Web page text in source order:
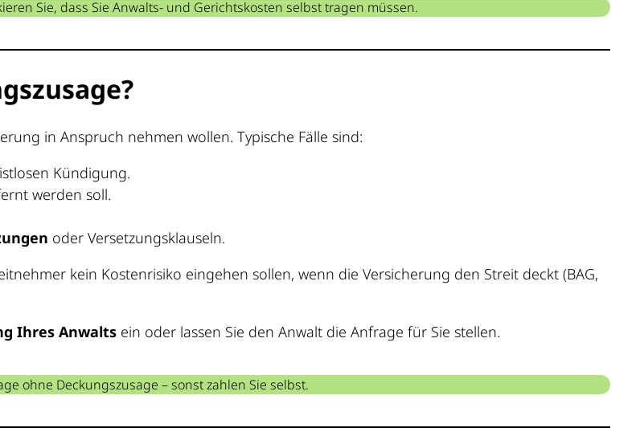
Sie, dass Sie Anwalts- und Gerichtskosten selbst tragen müssen.
in Anspruch nehmen wollen. Typische Fälle sind:
Kündigung.
werden soll.
oder Versetzungsklauseln.
kein Kostenrisiko eingehen sollen, wenn die Versicherung den Streit deckt (BAG,
Ihres Anwalts ein oder lassen Sie den Anwalt die Anfrage für Sie stellen.
ohne Deckungszusage – sonst zahlen Sie selbst.